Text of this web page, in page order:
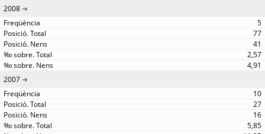
2008
5
77
41
2,57
4,91
2007
10
27
16
5,85